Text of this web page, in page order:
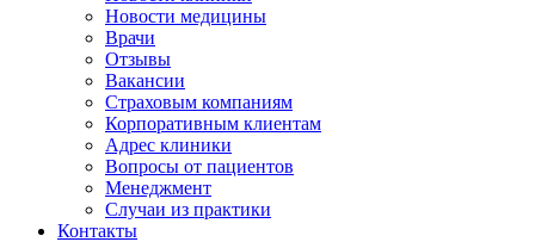
Новости медицины
Врачи
Отзывы
Вакансии
Страховым компаниям
Корпоративным клиентам
Адрес клиники
Вопросы от пациентов
Менеджмент
Случаи из практики
Контакты